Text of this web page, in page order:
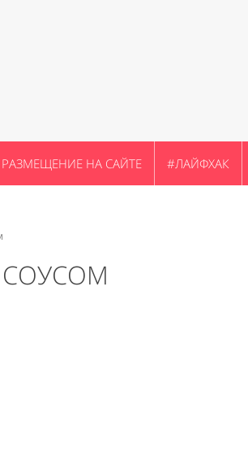
РАЗМЕЩЕНИЕ НА САЙТЕ #ЛАЙФХАК